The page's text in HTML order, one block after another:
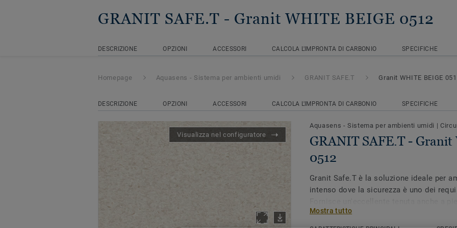
GRANIT SAFE.T - Granit WHITE BEIGE 0512
DESCRIZIONE OPZIONI ACCESSORI CALCOLA L'IMPRONTA DI CARBONIO SPECIFICHE
Homepage Aquasens - Sistema per ambienti umidi GRANIT SAFE.T Granit WHITE BEIGE
DESCRIZIONE OPZIONI ACCESSORI CALCOLA L'IMPRONTA DI CARBONIO SPECIFICHE
Visualizza nel configuratore
Aquasens - Sistema per ambienti umidi |
GRANIT SAFE.T -
0512
Granit Safe.T è la soluzione ideale per
intenso dove la sicurezza è uno dei
rischio di scivolamenti, anche in
sulla superficie. Lo speciale
Mostra tutto